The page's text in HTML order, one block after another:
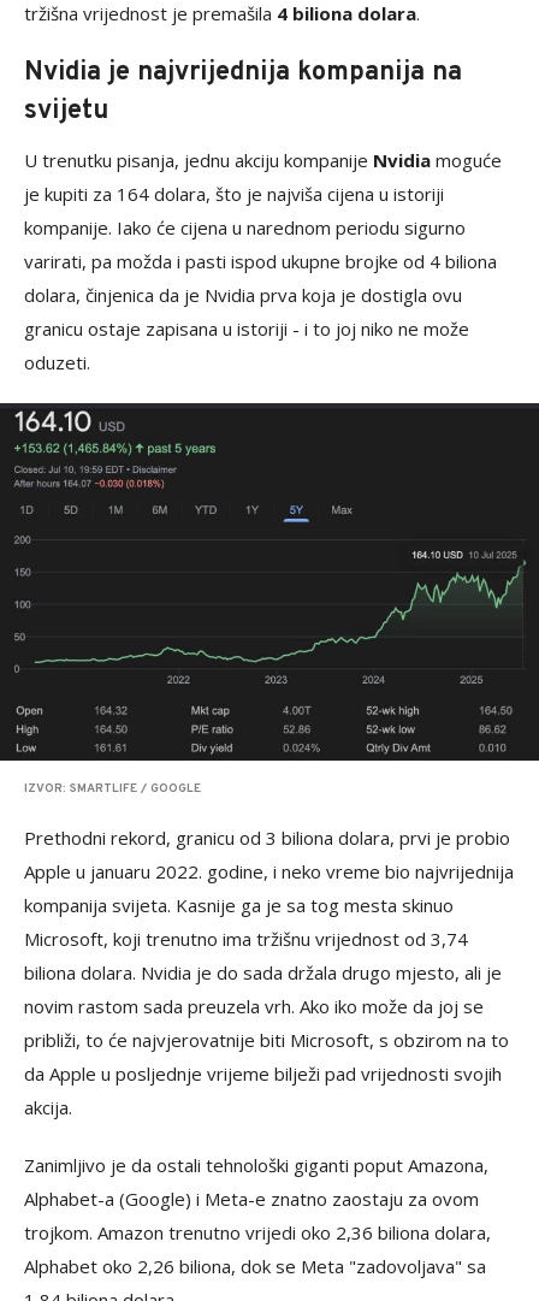
tržišna vrijednost je premašila 4 biliona dolara.
Nvidia je najvrijednija kompanija na
svijetu
U trenutku pisanja, jednu akciju kompanije Nvidia moguće
je kupiti za 164 dolara, što je najviša cijena u istoriji
kompanije. Iako će cijena u narednom periodu sigurno
varirati, pa možda i pasti ispod ukupne brojke od 4 biliona
dolara, činjenica da je Nvidia prva koja je dostigla ovu
granicu ostaje zapisana u istoriji - i to joj niko ne može
oduzeti.
IZVOR: SMARTLIFE / GOOGLE
Prethodni rekord, granicu od 3 biliona dolara, prvi je probio
Apple u januaru 2022. godine, i neko vreme bio najvrijednija
kompanija svijeta. Kasnije ga je sa tog mesta skinuo
Microsoft, koji trenutno ima tržišnu vrijednost od 3,74
biliona dolara. Nvidia je do sada držala drugo mjesto, ali je
novim rastom sada preuzela vrh. Ako iko može da joj se
približi, to će najvjerovatnije biti Microsoft, s obzirom na to
da Apple u posljednje vrijeme bilježi pad vrijednosti svojih
akcija.
Zanimljivo je da ostali tehnološki giganti poput Amazona,
Alphabet-a (Google) i Meta-e znatno zaostaju za ovom
trojkom. Amazon trenutno vrijedi oko 2,36 biliona dolara,
Alphabet oko 2,26 biliona, dok se Meta "zadovoljava" sa